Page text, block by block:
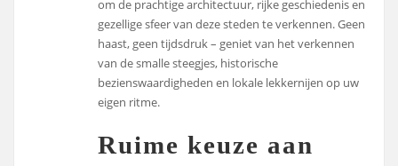
om de prachtige architectuur, rijke geschiedenis en
gezellige sfeer van deze steden te verkennen. Geen
haast, geen tijdsdruk – geniet van het verkennen
van de smalle steegjes, historische
bezienswaardigheden en lokale lekkernijen op uw
eigen ritme.
Ruime keuze aan